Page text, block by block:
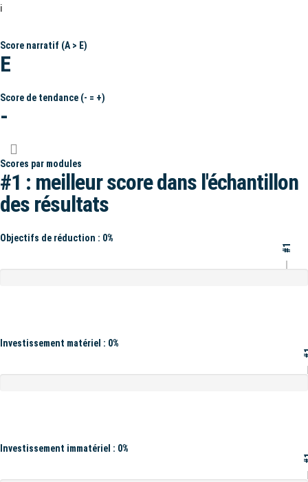
ℹ️
Score narratif (A > E)
E
Score de tendance (- = +)
-
Scores par modules
#1 : meilleur score dans l'échantillon
des résultats
Objectifs de réduction : 0%
#1
Investissement matériel : 0%
Investissement immatériel : 0%